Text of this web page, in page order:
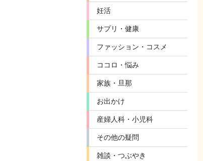
妊活
サプリ・健康
ファッション・コスメ
ココロ・悩み
家族・旦那
お出かけ
産婦人科・小児科
その他の疑問
雑談・つぶやき